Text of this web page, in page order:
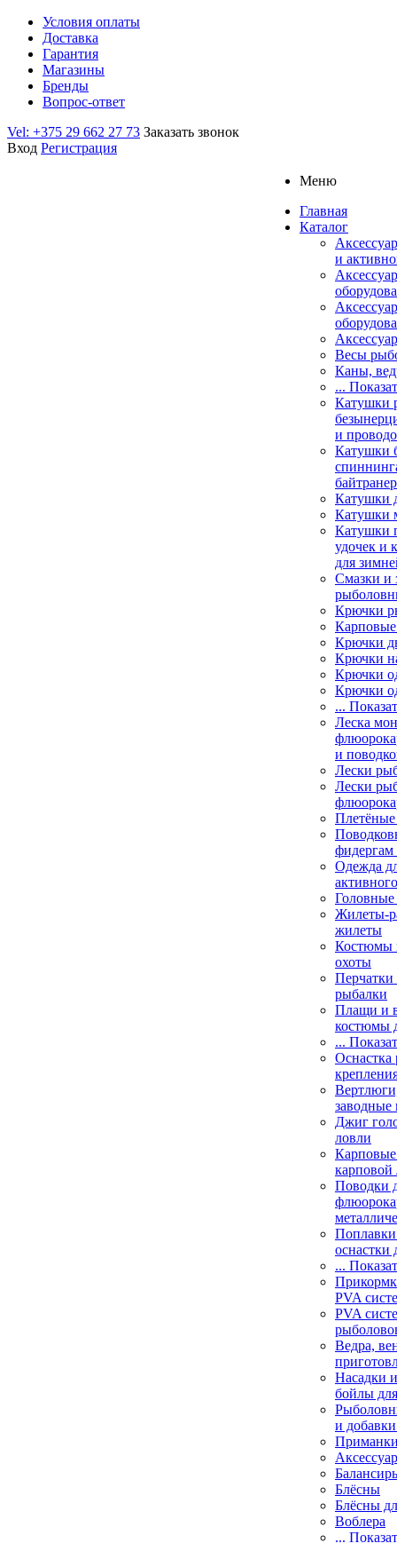
Условия оплаты
Доставка
Гарантия
Магазины
Бренды
Вопрос-ответ
Vel: +375 29 662 27 73 Заказать звонок
Вход Регистрация
Меню
Главная
Каталог
и
Весы
Каны,
...
Катушки
и
Катушки
Катушки
Катушки
Катушки
удочек и
для
Смазки и
Крючки
Крючки
Крючки
Крючки
Крючки
...
Леска
и
Лески
Лески
Одежда
Жилеты-
жилеты
Костюмы
охоты
Перчатки
рыбалки
Плащи и
костюмы
...
Оснастка
заводные
Джиг
ловли
Карповые
карповой
Поводки
оснастки
...
PVA
PVA
Ведра,
Насадки
бойлы
и
Блёсны
Блёсны
Воблера
...